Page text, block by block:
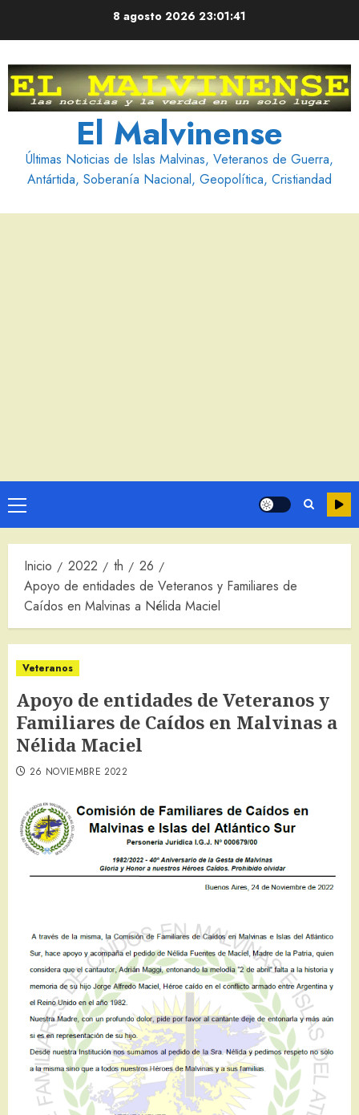
8 agosto 2026 23:01:43
El Malvinense
Últimas Noticias de Islas Malvinas, Veteranos de Guerra,
Antártida, Soberanía Nacional, Geopolítica, Cristiandad
Menú
principal
Inicio 2022 th
26
Apoyo de entidades de Veteranos y Familiares de
Caídos en Malvinas a Nélida Maciel
Veteranos
Apoyo de entidades de Veteranos y
Familiares de Caídos en Malvinas a
Nélida Maciel
26 NOVIEMBRE 2022